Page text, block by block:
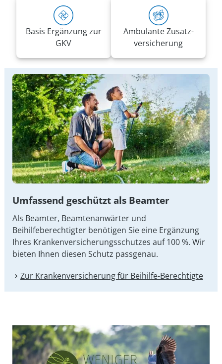
Basis Ergänzung zur
GKV
Ambulante Zusatz­
versicherung
Umfassend geschützt als Beamter
Als Beamter, Beamtenanwärter und
Beihilfeberechtigter benötigen Sie eine Ergänzung
Ihres Kran­ken­ver­si­che­rungs­schut­zes auf 100 %. Wir
bieten Ihnen diesen Schutz passgenau.
Zur Kranken­versicherung für Beihilfe-Berechtigte